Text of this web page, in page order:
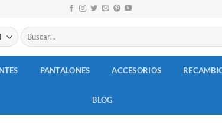
Buscar
por:
PANTALONES ACCESORIOS
BLOG